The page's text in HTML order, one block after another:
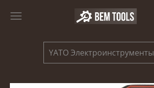
YATO Электроинструменты